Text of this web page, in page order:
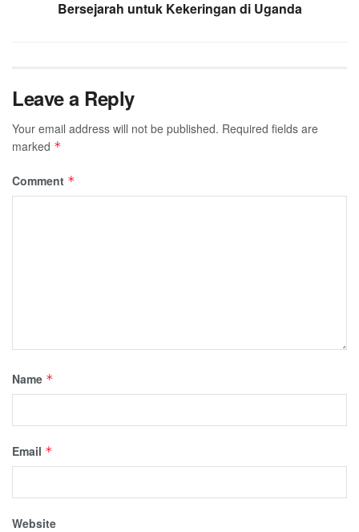
Bersejarah untuk Kekeringan di Uganda
Leave a Reply
Your email address will not be published. Required fields are
marked *
Comment *
Name *
Email *
Website